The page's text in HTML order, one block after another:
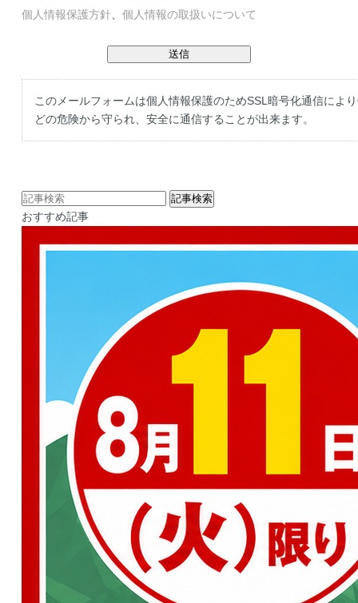
個人情報保護方針、 個人情報の取扱いについて
このメールフォームは個人情報保護のためSSL暗号化通信によ
どの危険から守られ、安全に通信することが出来ます。
おすすめ記事